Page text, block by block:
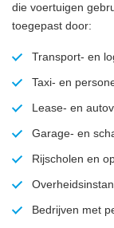
die voertuigen
toegepast door:
Transport- en
Taxi- en
Lease- en
Garage- en
Rijscholen en
Bedrijven met